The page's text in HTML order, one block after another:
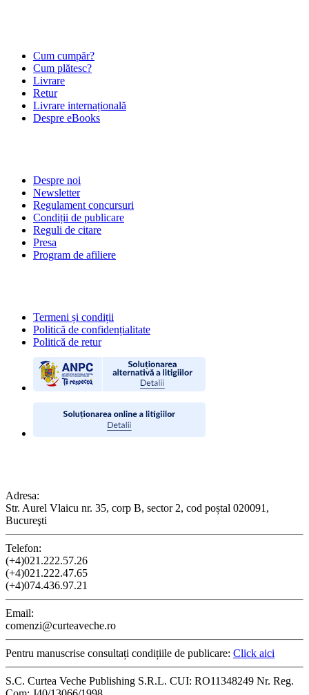
Cum cumpăr?
Cum plătesc?
Livrare
Retur
Livrare internațională
Despre eBooks
Despre noi
Newsletter
Regulament concursuri
Condiții de publicare
Reguli de citare
Presa
Program de afiliere
Termeni și condiții
Politică de confidențialitate
Politică de retur
Adresa:
Str. Aurel Vlaicu nr. 35, corp B, sector 2, cod poștal 020091,
Bucureşti
Telefon:
(+4)021.222.57.26
(+4)021.222.47.65
(+4)074.436.97.21
Email:
comenzi@curteaveche.ro
Pentru manuscrise consultați condițiile de publicare: Click aici
S.C. Curtea Veche Publishing S.R.L. CUI: RO11348249 Nr. Reg.